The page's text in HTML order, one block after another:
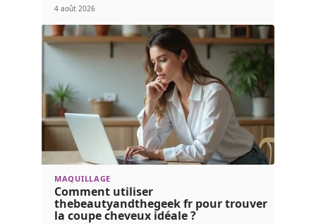
4 août 2026
MAQUILLAGE
Comment utiliser
thebeautyandthegeek fr pour trouver
la coupe cheveux idéale ?